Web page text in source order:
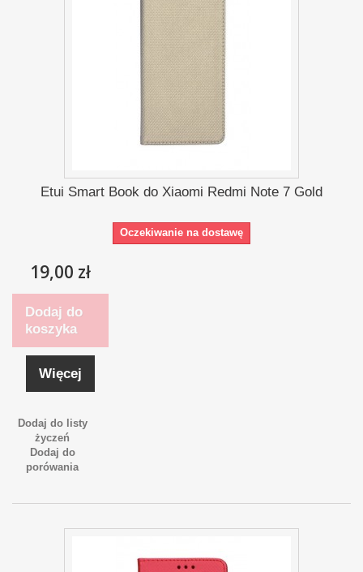
Etui Smart Book do Xiaomi Redmi Note 7 Gold
Oczekiwanie na dostawę
19,00 zł
Dodaj do
koszyka
Więcej
Dodaj do listy
życzeń
Dodaj do
porówania